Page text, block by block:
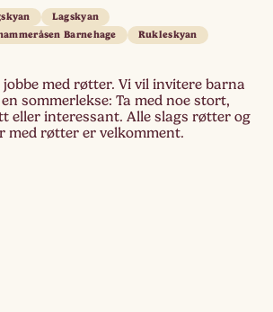
Lagskyan
Barnehage
Rukleskyan
med røtter. Vi vil invitere barna
sommerlekse: Ta med noe stort,
eller interessant. Alle slags røtter og
med røtter er velkomment.